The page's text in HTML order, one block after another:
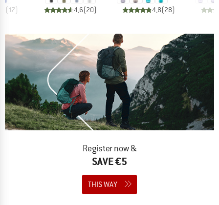
( 17) 4,6(20)
4,8(28)
Register now &
SAVE €5
THIS WAY